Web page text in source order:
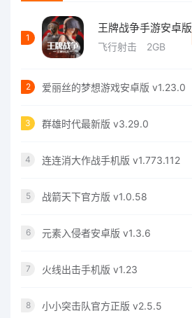
1
王牌战争手游安卓版
飞行射击 2GB
2 爱丽丝的梦想游戏安卓版 v1.23.0
3 群雄时代最新版 v3.29.0
4 连连消大作战手机版 v1.773.112
5 战箭天下官方版 v1.0.58
6 元素入侵者安卓版 v1.3.6
7 火线出击手机版 v1.23
8 小小突击队官方正版 v2.5.5